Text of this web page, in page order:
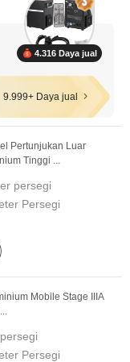
4.316 Daya jual
9.999+ Daya jual
Pertunjukan Luar
Tinggi ...
persegi
Persegi
Mobile Stage IIIA
Persegi